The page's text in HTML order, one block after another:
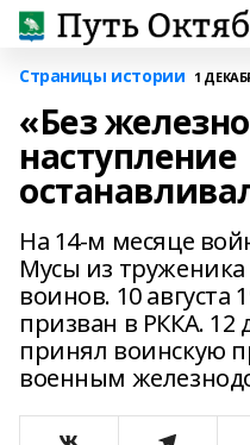
Страницы истории 1
«Без
наступление
На 14-м месяце
Мусы из
воинов. 10 августа
призван в РККА. 12
принял воинскую
военным